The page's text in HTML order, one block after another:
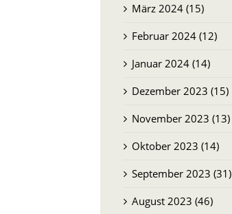
März 2024 (15)
Februar 2024 (12)
Januar 2024 (14)
Dezember 2023 (15)
November 2023 (13)
Oktober 2023 (14)
September 2023 (31)
August 2023 (46)